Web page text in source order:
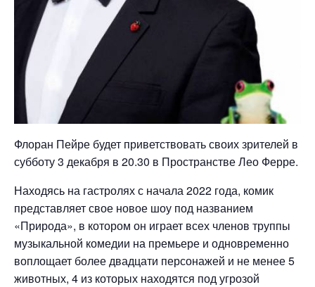
Флоран Пейре будет приветствовать своих зрителей в
субботу 3 декабря в 20.30 в Пространстве Лео Ферре.
Находясь на гастролях с начала 2022 года, комик
представляет свое новое шоу под названием
«Природа», в котором он играет всех членов труппы
музыкальной комедии на премьере и одновременно
воплощает более двадцати персонажей и не менее 5
животных, 4 из которых находятся под угрозой